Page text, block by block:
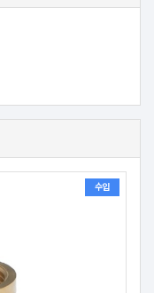
수입